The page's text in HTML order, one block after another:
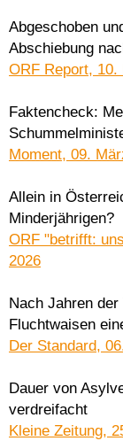
Abgeschoben
Abschiebung
ORF Report, 10.
Faktencheck:
Moment, 09.
Allein in
Minderjährigen?
ORF "betrifft:
2026
Nach Jahren
Fluchtwaisen
Der Standard,
Dauer von
verdreifacht
Kleine Zeitung,